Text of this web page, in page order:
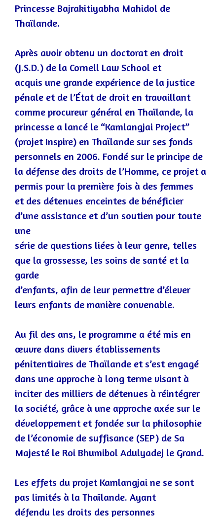
Princesse Bajrakitiyabha Mahidol de
Thaïlande.
Après avoir obtenu un doctorat en droit
(J.S.D.) de la Cornell Law School et
acquis une grande expérience de la justice
pénale et de l’État de droit en travaillant
comme procureur général en Thaïlande, la
princesse a lancé le “Kamlangjai Project”
(projet Inspire) en Thaïlande sur ses fonds
personnels en 2006. Fondé sur le principe de
la défense des droits de l’Homme, ce projet a
permis pour la première fois à des femmes
et des détenues enceintes de bénéficier
d’une assistance et d’un soutien pour toute
une
série de questions liées à leur genre, telles
que la grossesse, les soins de santé et la
garde
d’enfants, afin de leur permettre d’élever
leurs enfants de manière convenable.
Au fil des ans, le programme a été mis en
œuvre dans divers établissements
pénitentiaires de Thaïlande et s’est engagé
dans une approche à long terme visant à
inciter des milliers de détenues à réintégrer
la société, grâce à une approche axée sur le
développement et fondée sur la philosophie
de l’économie de suffisance (SEP) de Sa
Majesté le Roi Bhumibol Adulyadej le Grand.
Les effets du projet Kamlangjai ne se sont
pas limités à la Thaïlande. Ayant
défendu les droits des personnes